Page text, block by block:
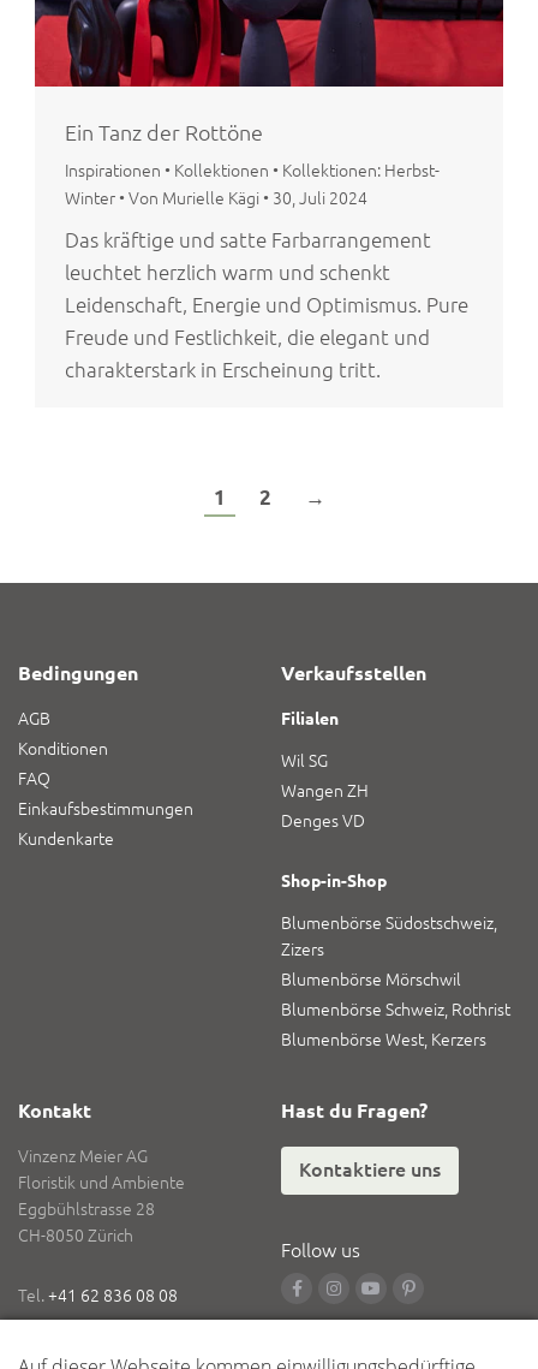
Ein Tanz der Rottöne
Inspirationen • Kollektionen • Kollektionen: Herbst-
Winter •Von Murielle Kägi • 30, Juli 2024
Das kräftige und satte Farbarrangement
leuchtet herzlich warm und schenkt
Leidenschaft, Energie und Optimismus. Pure
Freude und Festlichkeit, die elegant und
charakterstark in Erscheinung tritt.
1 2 →
Bedingungen
AGB
Konditionen
FAQ
Einkaufsbestimmungen
Kundenkarte
Verkaufsstellen
Filialen
Wil SG
Wangen ZH
Denges VD
Shop-in-Shop
Blumenbörse Südostschweiz,
Zizers
Blumenbörse Mörschwil
Blumenbörse Schweiz, Rothrist
Blumenbörse West, Kerzers
Kontakt
Vinzenz Meier AG
Floristik und Ambiente
Eggbühlstrasse 28
CH-8050 Zürich
Tel.+41 62 836 08 08
Fax+41 62 836 08 18
E-Mail info@vinzenzmeier.ch
Hast du Fragen?
Kontaktiere uns
Follow us